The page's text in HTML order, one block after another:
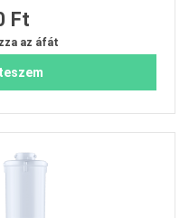
Ft
az áfát